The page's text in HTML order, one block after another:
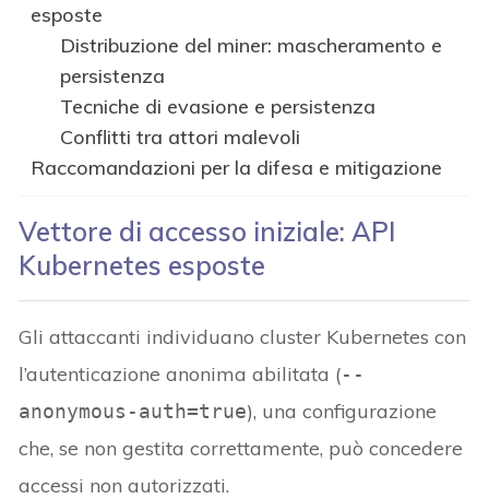
esposte
Distribuzione del miner: mascheramento e
persistenza
Tecniche di evasione e persistenza
Conflitti tra attori malevoli
Raccomandazioni per la difesa e mitigazione
Vettore di accesso iniziale: API
Kubernetes esposte
Gli attaccanti individuano cluster Kubernetes con
l’autenticazione anonima abilitata (--
anonymous-auth=true), una configurazione
che, se non gestita correttamente, può concedere
accessi non autorizzati.